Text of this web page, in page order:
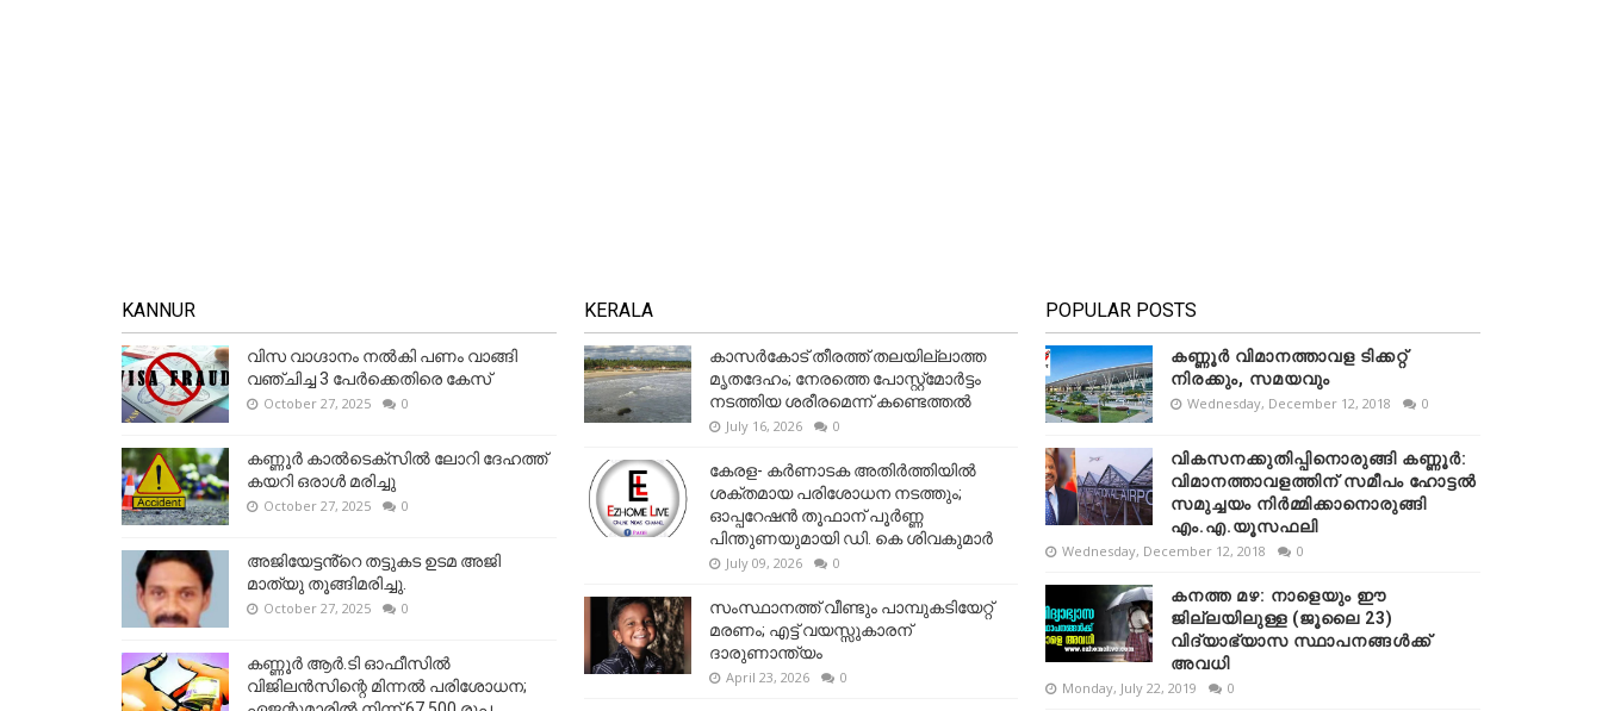
KANNUR
വിസ വാഗ്ദാനം നൽകി പണം വാങ്ങി
വഞ്ചിച്ച 3 പേർക്കെതിരെ കേസ്
October 27, 2025 0
കണ്ണൂര്‍ കാല്‍ടെക്‌സില്‍ ലോറി ദേഹത്ത്
കയറി ഒരാള്‍ മരിച്ചു
October 27, 2025 0
അജിയേട്ടൻ്റെ തട്ടുകട ഉടമ അജി
മാത്യു തൂങ്ങിമരിച്ചു.
October 27, 2025 0
കണ്ണൂര്‍ ആര്‍.ടി ഓഫീസില്‍
വിജിലൻസിന്റെ മിന്നല്‍ പരിശോധന;
KERALA
കാസർകോട് തീരത്ത് തലയില്ലാത്ത
മൃതദേഹം; നേരത്തെ പോസ്റ്റ്‌മോർട്ടം
നടത്തിയ ശരീരമെന്ന് കണ്ടെത്തൽ
July 16, 2026 0
കേരള- കർണാടക അതിർത്തിയിൽ
ശക്തമായ പരിശോധന നടത്തും;
ഓപ്പറേഷൻ തൂഫാന് പൂർണ്ണ
പിന്തുണയുമായി ഡി. കെ ശിവകുമാർ
July 09, 2026 0
സംസ്ഥാനത്ത് വീണ്ടും പാമ്പുകടിയേറ്റ്
മരണം; എട്ട് വയസ്സുകാരന്
ദാരുണാന്ത്യം
April 23, 2026 0
POPULAR POSTS
കണ്ണൂർ വിമാനത്താവള ടിക്കറ്റ്
നിരക്കും, സമയവും
Wednesday, December 12, 2018 0
വികസനക്കുതിപ്പിനൊരുങ്ങി കണ്ണൂർ:
വിമാനത്താവളത്തിന് സമീപം ഹോട്ടൽ
സമുച്ചയം നിർമ്മിക്കാനൊരുങ്ങി
എം.എ.യൂസഫലി
Wednesday, December 12, 2018 0
കനത്ത മഴ: നാളെയും ഈ
ജില്ലയിലുള്ള (ജൂലൈ 23)
വിദ്യാഭ്യാസ സ്ഥാപനങ്ങൾക്ക്
അവധി
Monday, July 22, 2019 0